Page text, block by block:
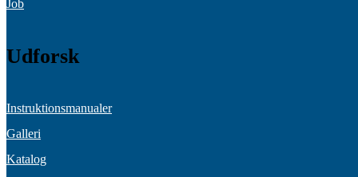
Job
Udforsk
Instruktionsmanualer
Galleri
Katalog